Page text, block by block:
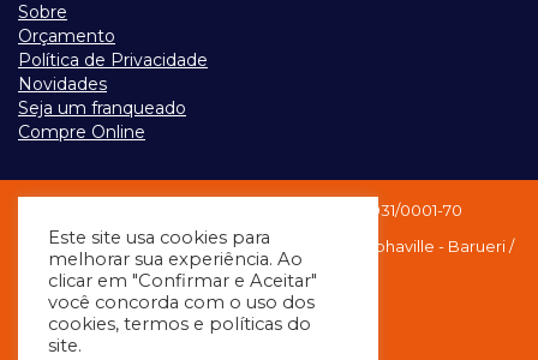
Sobre
Orçamento
Política de Privacidade
Novidades
Seja um franqueado
Compre Online
CNPJ: 59.891.931/0001-70
Alameda Rio Negro, Nº 503, SALA 401, Alphaville - Barueri /
SP
Este site usa cookies para
melhorar sua experiência. Ao
clicar em "Confirmar e Aceitar"
você concorda com o uso dos
cookies, termos e políticas do
site.